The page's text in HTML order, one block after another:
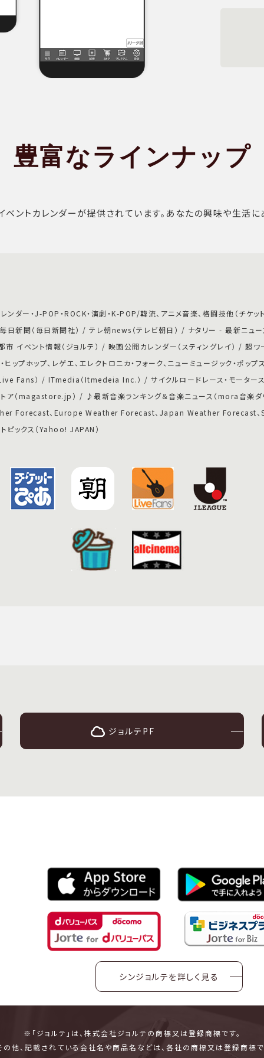
豊富なラインナップ
ベントカレンダーが提供されています。あなたの興味や生活に
ー・J-POP・ROCK・演劇・K-POP/韓流、アニメ音楽、格闘技他（チケッ
新聞（毎日新聞社） / テレ朝news（テレビ朝日） / ナタリー - 最新ニュー
イベント情報（ジョルテ） / 映画公開カレンダー（スティングレイ） / 超
ップホップ、レゲエ、エレクトロニカ・フォーク、ニューミュージック・ポップ
Live Fans） / ITmedia（Itmedeia Inc.） / サイクルロードレース・モーター
（magastore.jp） / ♪最新音楽ランキング＆音楽ニュース（mora音楽
Forecast、Europe Weather Forecast、Japan Weather Forecast
ックス（Yahoo! JAPAN）
ジョルテPF
シンジョルテを詳しく見る
※「ジョルテ」は、株式会社ジョルテの商標又は登録商標です。
他、記載されている会社名や商品名などは、各社の商標又は登録商標で